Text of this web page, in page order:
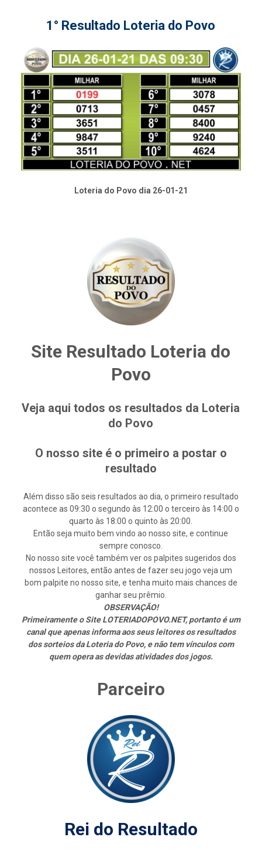
1° Resultado Loteria do Povo
Loteria do Povo dia 26-01-21
Site Resultado Loteria do
Povo
Veja aqui todos os resultados da Loteria
do Povo
O nosso site é o primeiro a postar o
resultado
Além disso são seis resultados ao dia, o primeiro resultado
acontece as 09:30 o segundo às 12:00 o terceiro às 14:00 o
quarto às 18:00 o quinto às 20:00.
Então seja muito bem vindo ao nosso site, e continue
sempre conosco.
No nosso site você também ver os palpites sugeridos dos
nossos Leitores, então antes de fazer seu jogo veja um
bom palpite no nosso site, e tenha muito mais chances de
ganhar seu prêmio.
OBSERVAÇÃO!
Primeiramente o Site LOTERIADOPOVO.NET, portanto é um
canal que apenas informa aos seus leitores os resultados
dos sorteios da Loteria do Povo, e não tem vínculos com
quem opera as devidas atividades dos jogos.
Parceiro
Rei do Resultado